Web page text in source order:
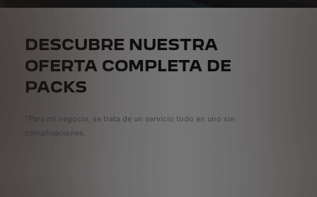
DESCUBRE NUESTRA
OFERTA COMPLETA DE
PACKS
"Para mi negocio, se trata de un servicio todo en uno sin
complicaciones.